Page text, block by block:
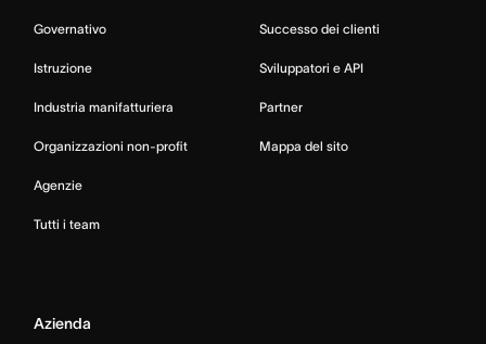
Governativo
Istruzione
Industria manifatturiera
Organizzazioni non-profit
Agenzie
Tutti i team
Successo dei clienti
Sviluppatori e API
Partner
Mappa del sito
Azienda